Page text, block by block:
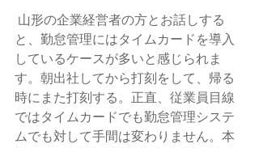
と、勤怠管理にはタイムカードを導入
しているケースが多いと感じられま
す。朝出社してから打刻をして、帰る
時にまた打刻する。正直、従業員目線
ではタイムカードでも勤怠管理システ
ムでも対して手間は変わりません。本